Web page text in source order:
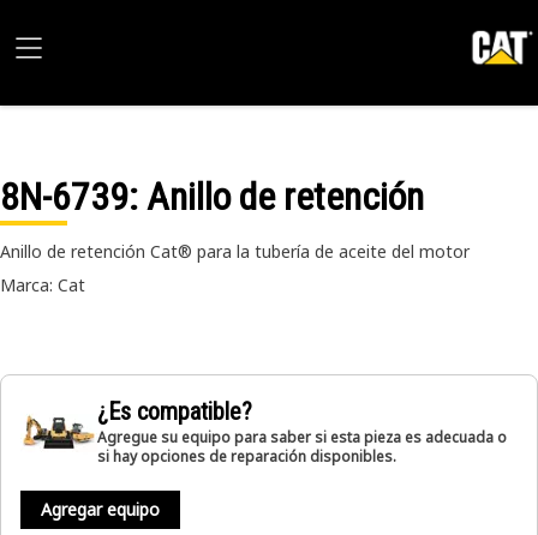
8N-6739: Anillo de retención
Anillo de retención Cat® para la tubería de aceite del motor
Marca: Cat
¿Es compatible?
Agregue su equipo para saber si esta pieza es adecuada o
si hay opciones de reparación disponibles.
Agregar equipo